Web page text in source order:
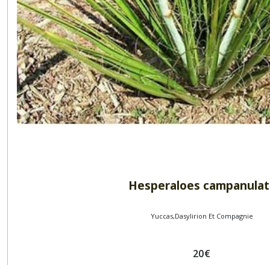
Hesperaloes
Yuccas,Dasylirion Et Compagnie
20€